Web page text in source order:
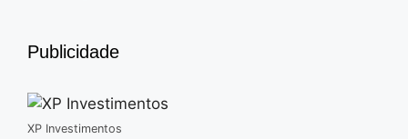
Publicidade
XP Investimentos